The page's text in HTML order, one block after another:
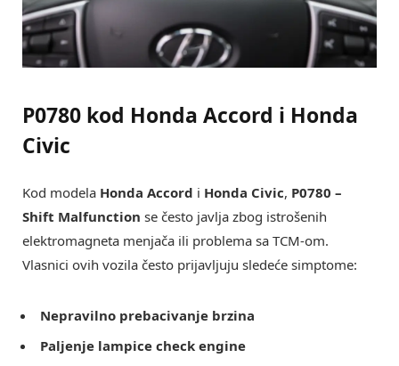
P0780 kod Honda Accord i Honda
Civic
Kod modela Honda Accord i Honda Civic, P0780 –
Shift Malfunction se često javlja zbog istrošenih
elektromagneta menjača ili problema sa TCM-om.
Vlasnici ovih vozila često prijavljuju sledeće simptome:
Nepravilno prebacivanje brzina
Paljenje lampice check engine